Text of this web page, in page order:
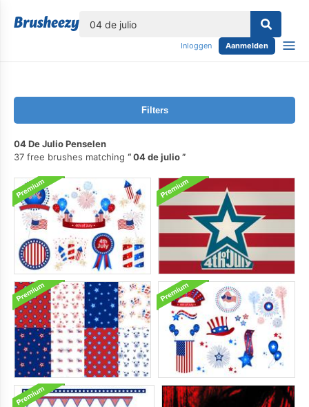
Inloggen Aanmelden
Filters
04 De Julio Penselen
37 free brushes matching
04 de julio